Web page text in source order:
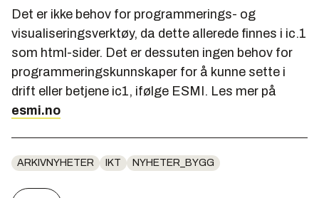
Det er ikke behov for programmerings- og
visualiseringsverktøy, da dette allerede finnes i ic.1
som html-sider. Det er dessuten ingen behov for
programmeringskunnskaper for å kunne sette i
drift eller betjene ic1, ifølge ESMI. Les mer på
esmi.no
ARKIVNYHETER IKT NYHETER_BYGG